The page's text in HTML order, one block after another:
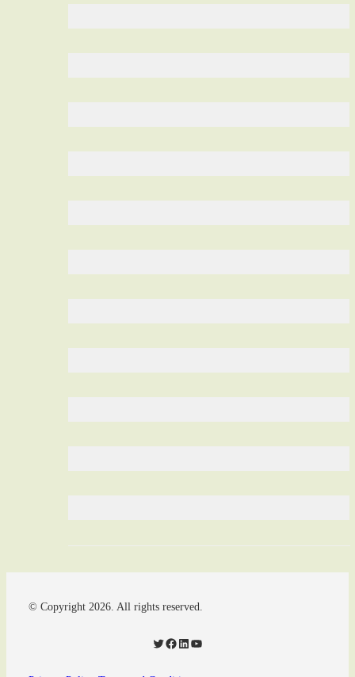
© Copyright 2026. All rights reserved.